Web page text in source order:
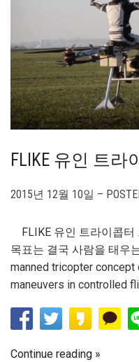
FLIKE 유인 트라
2015년 12월 10일 –
FLIKE 유인 트라이콥
목표는 결국 사람을 태우
manned tricopter concept
maneuvers in controlled
Continue reading